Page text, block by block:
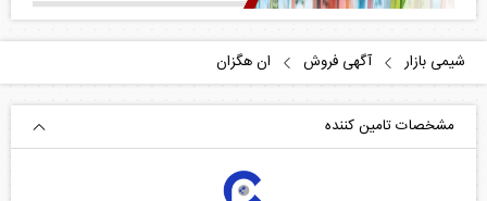
شیمی بازار آگهی فروش ان هگزان